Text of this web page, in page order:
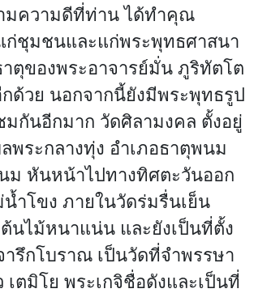
มความดีที่ท่าน ได้ทำคุณ
ก่ชุมชนและแก่พระพุทธศาสนา
ตุของพระอาจารย์มั่น ภูริทัตโต
ด้วย นอกจากนี้ยังมีพระพุทธรูป
มกันอีกมาก วัดศิลามงคล ตั้งอยู่
พระกลางทุ่ง อำเภอธาตุพนม
ม หันหน้าไปทางทิศตะวันออก
ำโขง ภายในวัดร่มรื่นเย็น
นไม้หนาแน่น และยังเป็นที่ตั้ง
รึกโบราณ เป็นวัดที่จำพรรษา
เตมิโย พระเกจิชื่อดังและเป็นที่